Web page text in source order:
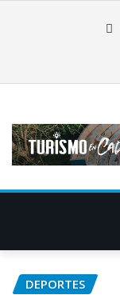
DEPORTES